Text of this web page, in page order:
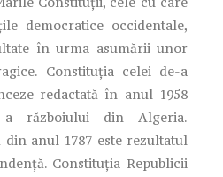
democratice occidentale,
în urma asumării unor
Constituţia celei de-a
redactată în anul 1958
războiului din Algeria.
din anul 1787 este rezultatul
Constituţia Republicii